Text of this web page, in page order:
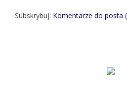
Subskrybuj: Komentarze do posta